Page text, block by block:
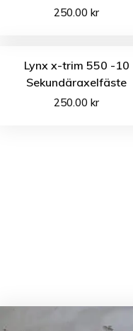
250.00kr
Lynx x-trim 550 -10
Sekundäraxelfäste
250.00kr